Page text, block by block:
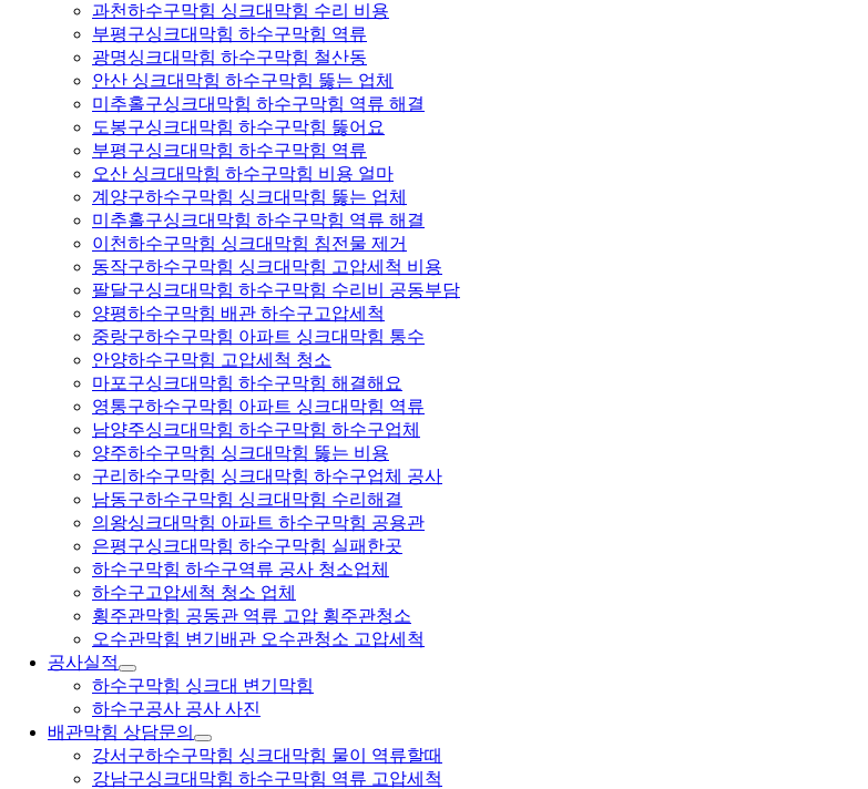
과천하수구막힘 싱크대막힘 수리 비용
부평구싱크대막힘 하수구막힘 역류
광명싱크대막힘 하수구막힘 철산동
안산 싱크대막힘 하수구막힘 뚫는 업체
미추홀구싱크대막힘 하수구막힘 역류 해결
도봉구싱크대막힘 하수구막힘 뚫어요
부평구싱크대막힘 하수구막힘 역류
오산 싱크대막힘 하수구막힘 비용 얼마
계양구하수구막힘 싱크대막힘 뚫는 업체
미추홀구싱크대막힘 하수구막힘 역류 해결
이천하수구막힘 싱크대막힘 침전물 제거
동작구하수구막힘 싱크대막힘 고압세척 비용
팔달구싱크대막힘 하수구막힘 수리비 공동부담
양평하수구막힘 배관 하수구고압세척
중랑구하수구막힘 아파트 싱크대막힘 통수
안양하수구막힘 고압세척 청소
마포구싱크대막힘 하수구막힘 해결해요
영통구하수구막힘 아파트 싱크대막힘 역류
남양주싱크대막힘 하수구막힘 하수구업체
양주하수구막힘 싱크대막힘 뚫는 비용
구리하수구막힘 싱크대막힘 하수구업체 공사
남동구하수구막힘 싱크대막힘 수리해결
의왕싱크대막힘 아파트 하수구막힘 공용관
은평구싱크대막힘 하수구막힘 실패한곳
하수구막힘 하수구역류 공사 청소업체
하수구고압세척 청소 업체
횡주관막힘 공동관 역류 고압 횡주관청소
오수관막힘 변기배관 오수관청소 고압세척
공사실적
하수구막힘 싱크대 변기막힘
하수구공사 공사 사진
배관막힘 상담문의
강서구하수구막힘 싱크대막힘 물이 역류할때
강남구싱크대막힘 하수구막힘 역류 고압세척